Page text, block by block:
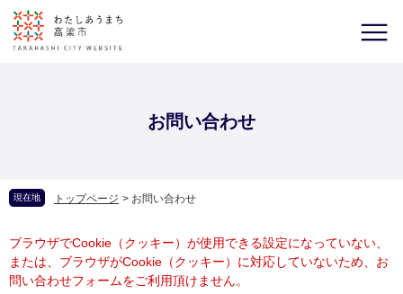
お問い合わせ
現在地 トップページ > お問い合わせ
ブラウザでCookie（クッキー）が使用できる設定になっていない、
または、ブラウザがCookie（クッキー）に対応していないため、お
問い合わせフォームをご利用頂けません。